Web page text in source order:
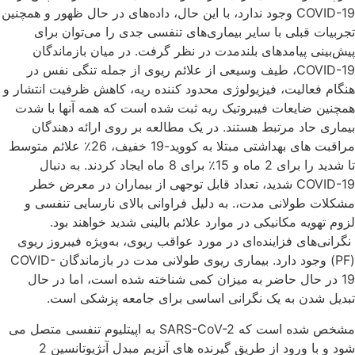
COVID-19 وجود ندارد، با این حال، داده‌های در حال ظهور و همچنین
تجربیات قبلی با سایر بیماری‌های تنفسی جدی را می‌توان برای
پیش‌بینی پیامدهای بلندمدت در نظر گرفت. در میان بازماندگان
COVID-19، طیف وسیعی از علائم ریوی از جمله تنگی نفس در
هنگام فعالیت، فیزیولوژی محدود کننده ریه، کاهش ظرفیت انتشار و
همچنین ضایعات فیبروتیک ریه ثبت شده است که همه آنها با شدت
بیماری حاد مرتبط هستند. در یک مطالعه بر روی ارائه دهندگان
مراقبت های بهداشتی مبتلا به کووید-19 خفیف، 26٪ علائم متوسط
تا شدید را برای 2 ماه و 15٪ برای 8 ماه ایجاد کردند. به دنبال
COVID-19 شدید، تعداد قابل توجهی از بیماران در معرض خطر
مشکلات طولانی مدت،. به دلیل فراوانی بالای نارسایی تنفسی و
لزوم تهویه مکانیکی در موارد علائم بالینی شدید خواهند بود.
نگرانی‌های فزاینده‌ای در مورد عواقب ریوی، به‌ویژه فیبروز ریوی
(PF) وجود دارد. بیماری ریوی طولانی مدت در بازماندگان COVID-
19 در حال حاضر به میزان کمی شناخته شده است، اما در حال
تبدیل شدن به یک نگرانی اساسی برای جامعه پزشکی است.
مشخص شده است که SARS-CoV-2 به اپیتلیوم تنفسی متصل می
شود و با ورود از طریق گیرنده های آنزیم مبدل آنژیوتانسین 2